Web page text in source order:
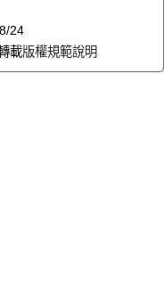
24
載版權規範說明